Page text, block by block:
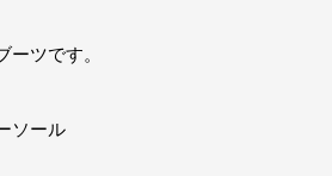
ツです。
ソール